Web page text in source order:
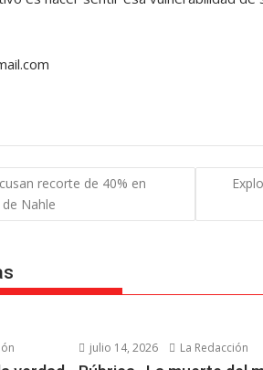
recorte de 40% en
Nahle
julio 14, 2026 La Redacción